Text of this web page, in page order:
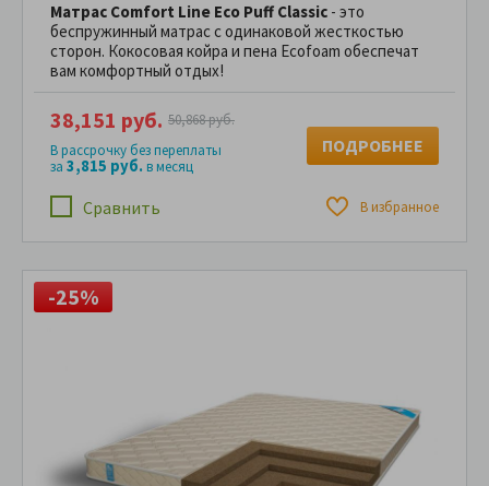
Матрас Comfort Line Eco Puff Classic - это
беспружинный матрас с одинаковой жесткостью
сторон. Кокосовая койра и пена Ecofoam обеспечат
вам комфортный отдых!
Сравнить В избранное
38,151 руб. 50,868 руб.
В рассрочку без переплаты
за 3,815 руб.в месяц
ПОДРОБНЕЕ
-25%